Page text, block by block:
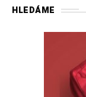
HLEDÁME